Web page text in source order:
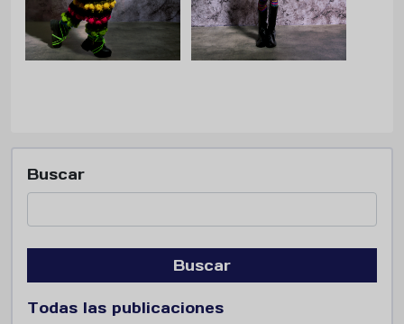
Buscar
Buscar
Todas las publicaciones